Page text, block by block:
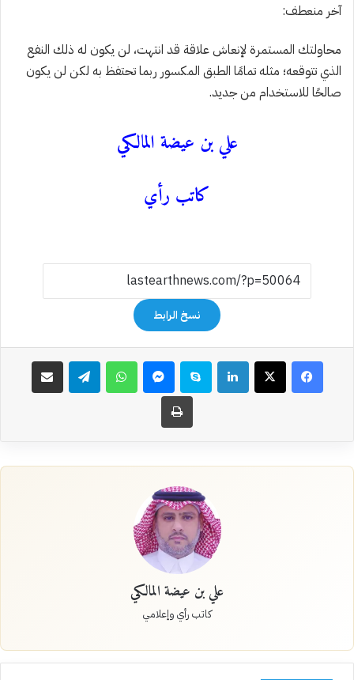
آخر منعطف:
محاولتك المستمرة لإنعاش علاقة قد انتهت، لن يكون له ذلك النفع
الذيتتوقعه؛ مثله تمامًا الطبق المكسور ربماتحتفظ به لكن لن يكون
صالحًا للاستخدام من جديد.
علي بن عيضة المالكي
كاتب رأي
نسخ الرابط
فيسبوك‫X لينكدإن سكايب ماسنجر واتساب تيلقرام مشاركة عبر البريد
طباعة
علي بن عيضة المالكي
كاتب رأي وإعلامي